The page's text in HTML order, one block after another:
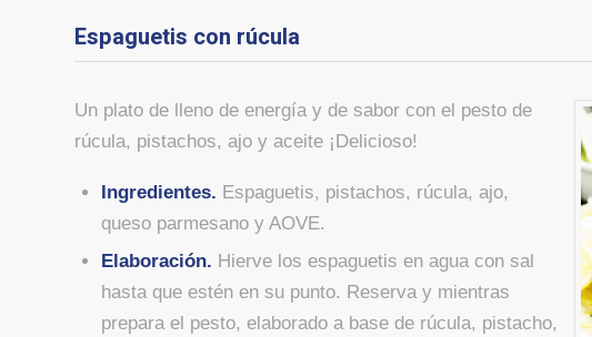
Espaguetis con rúcula
Un plato de lleno de energía y de sabor con el pesto de
rúcula, pistachos, ajo y aceite ¡Delicioso!
Ingredientes. Espaguetis, pistachos, rúcula, ajo,
queso parmesano y AOVE.
Elaboración. Hierve los espaguetis en agua con sal
hasta que estén en su punto. Reserva y mientras
prepara el pesto, elaborado a base de rúcula, pistacho,